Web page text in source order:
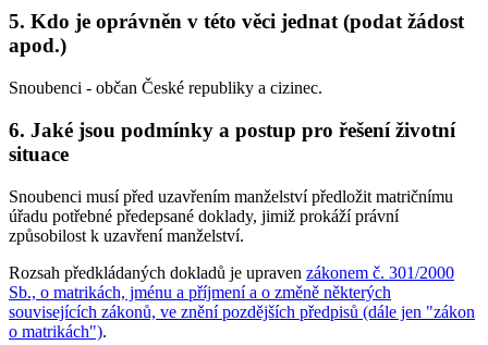
5. Kdo je oprávněn v této věci jednat (podat žádost
apod.)
Snoubenci - občan České republiky a cizinec.
6. Jaké jsou podmínky a postup pro řešení životní
situace
Snoubenci musí před uzavřením manželství předložit matričnímu
úřadu potřebné předepsané doklady, jimiž prokáží právní
způsobilost k uzavření manželství.
Rozsah předkládaných dokladů je upraven zákonem č. 301/2000
Sb., o matrikách, jménu a příjmení a o změně některých
souvisejících zákonů, ve znění pozdějších předpisů (dále jen "zákon
o matrikách").